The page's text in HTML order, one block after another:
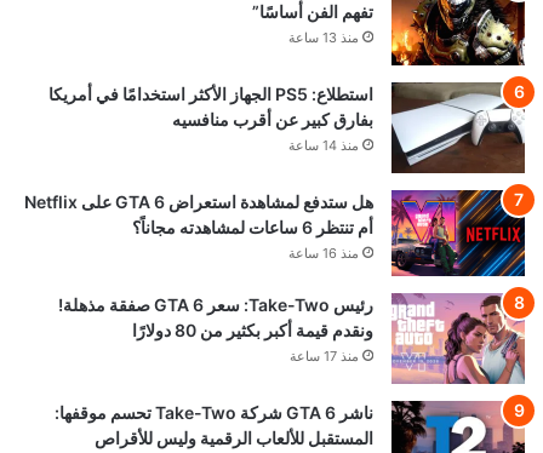
تفهم الفن أساسًا”
منذ 13 ساعة
استطلاع: PS5 الجهاز الأكثر استخدامًا في أمريكا
بفارق كبير عن أقرب منافسيه
منذ 14 ساعة
هل ستدفع لمشاهدة استعراض GTA 6 على Netflix
أم تنتظر 6 ساعات لمشاهدته مجاناً؟
منذ 16 ساعة
رئيس Take-Two: سعر GTA 6 صفقة مذهلة!
ونقدم قيمة أكبر بكثير من 80 دولارًا
منذ 17 ساعة
ناشر GTA 6 شركة Take-Two تحسم موقفها:
المستقبل للألعاب الرقمية وليس للأقراص